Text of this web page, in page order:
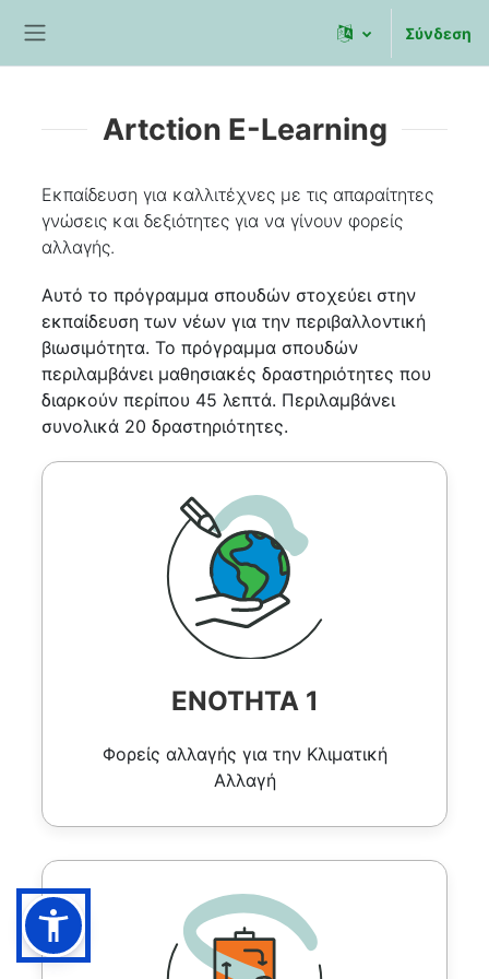
Σύνδεση
Artction E-Learning
Εκπαίδευση για καλλιτέχνες με τις απαραίτητες
γνώσεις και δεξιότητες για να γίνουν φορείς
αλλαγής.
Αυτό το πρόγραμμα σπουδών στοχεύει στην
εκπαίδευση των νέων για την περιβαλλοντική
βιωσιμότητα. Το πρόγραμμα σπουδών
περιλαμβάνει μαθησιακές δραστηριότητες που
διαρκούν περίπου 45 λεπτά. Περιλαμβάνει
συνολικά 20 δραστηριότητες.
ΕΝΟΤΗΤΑ 1
Φορείς αλλαγής για την Κλιματική
Αλλαγή